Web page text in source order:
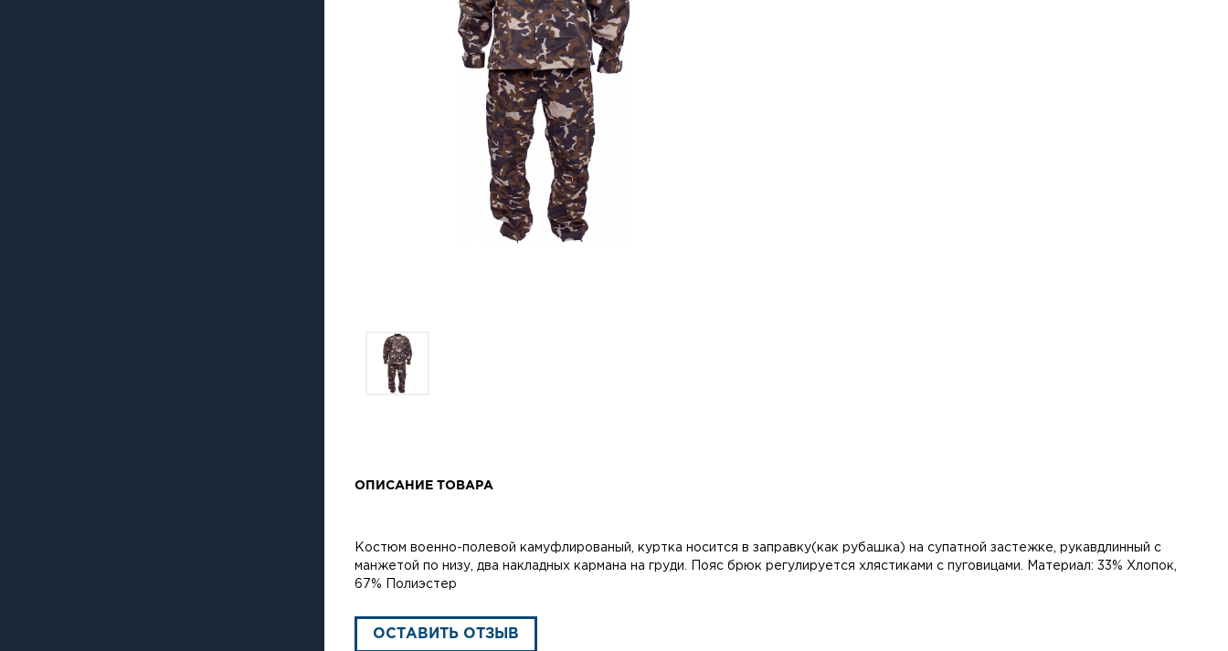
ОПИСАНИЕ ТОВАРА
Костюм военно-полевой камуфлированый, куртка носится в заправку(как рубашка) на супатной застежке, рукавдлинный с
манжетой по низу, два накладных кармана на груди. Пояс брюк регулируется хлястиками с пуговицами. Материал: 33% Хлопок,
67% Полиэстер
ОСТАВИТЬ ОТЗЫВ